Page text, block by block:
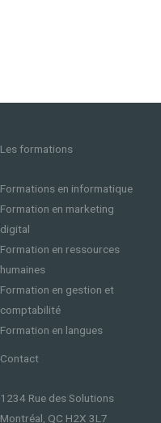
Les formations
Formations en informatique
Formation en marketing
digital
Formation en ressources
humaines
Formation en gestion et
comptabilité
Formation en langues
Contact
1234 Rue des Solutions
Montréal, QC H2X 3L7